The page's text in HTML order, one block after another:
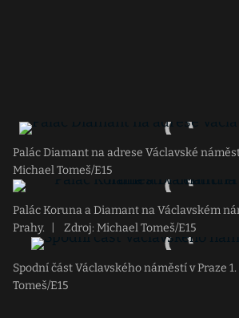
Palác Diamant na adrese Václavské
Michael Tomeš/E15
Palác Koruna a Diamant na Václavském
Prahy.
Zdroj: Michael Tomeš/E15
Spodní část Václavského náměstí v Praze 1.
Tomeš/E15